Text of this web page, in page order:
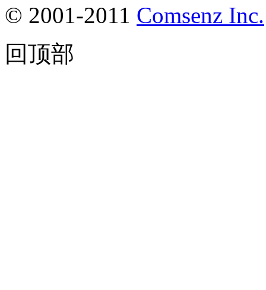
© 2001-2011 Comsenz Inc.
回顶部